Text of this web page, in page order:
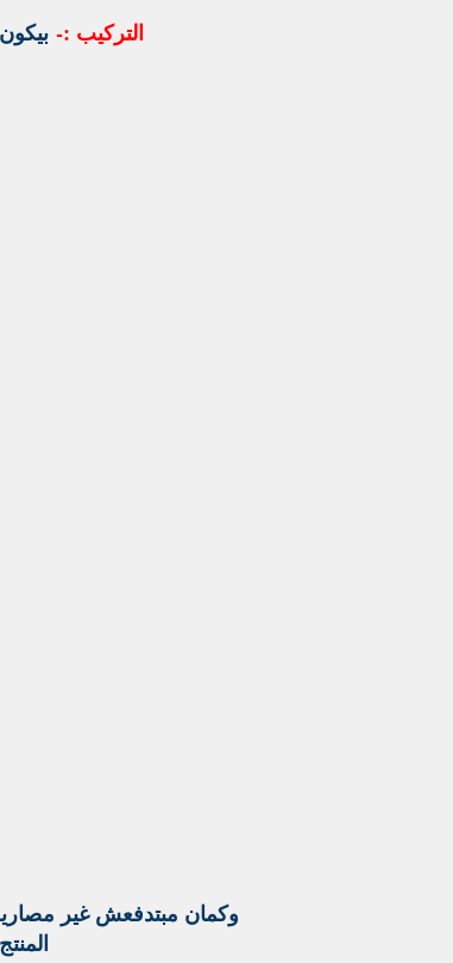
التركيب :-
وكمان مبتدفعش غير
المنتج متركب